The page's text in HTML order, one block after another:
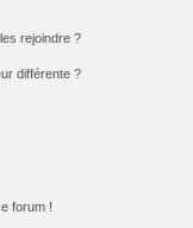
rejoindre ?
différente ?
forum !